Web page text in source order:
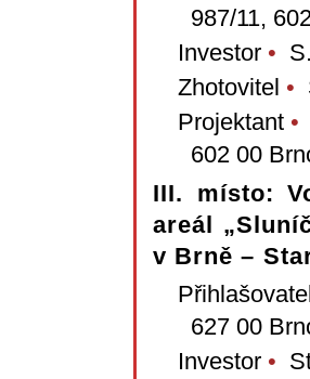
987/11,
Investor •
Zhotovitel •
Projektant •
602 00
III. místo:
areál
v Brně –
627 00
Investor •